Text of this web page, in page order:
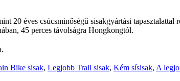
20 éves csúcsminőségű sisakgyártási
45 perces távolságra Hongkongtól.
Bike sisak, Legjobb Trail sisak, Kém sísisak, A